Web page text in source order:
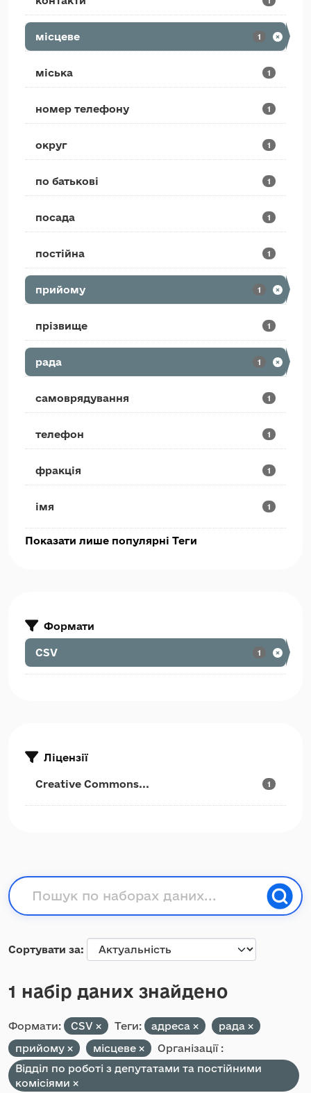
місцеве 1
міська 1
номер телефону 1
округ 1
по батькові 1
посада 1
постійна 1
прийому 1
прізвище 1
рада 1
самоврядування 1
телефон 1
фракція 1
імя 1
Показати лише популярні Теги
Формати
CSV 1
Ліцензії
Creative Commons... 1
Сортувати за
1 набір даних знайдено
Формати: CSV Теги: адреса
рада
прийому
місцеве
Організації :
Відділ по роботі з депутатами та постійними
комісіями